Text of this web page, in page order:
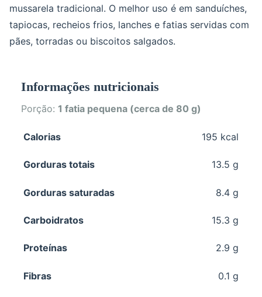
mussarela tradicional. O melhor uso é em sanduíches,
tapiocas, recheios frios, lanches e fatias servidas com
pães, torradas ou biscoitos salgados.
Informações nutricionais
Porção: 1 fatia pequena (cerca de 80 g)
Calorias 195 kcal
Gorduras totais 13.5 g
Gorduras saturadas 8.4 g
Carboidratos 15.3 g
Proteínas 2.9 g
Fibras 0.1 g